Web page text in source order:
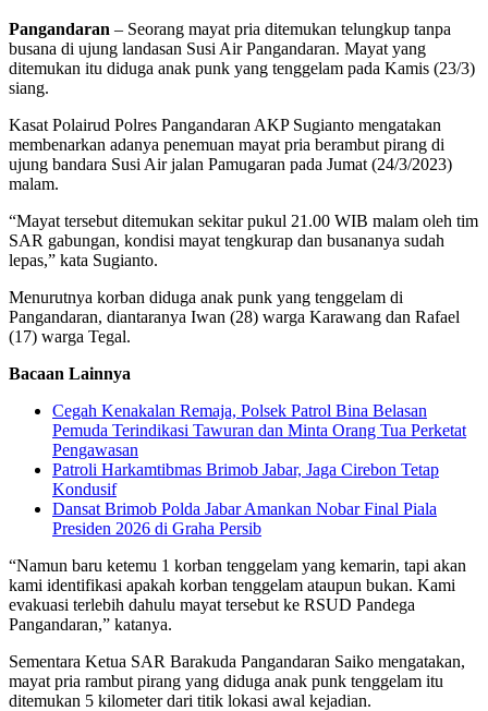
Pangandaran – Seorang mayat pria ditemukan telungkup tanpa
busana di ujung landasan Susi Air Pangandaran. Mayat yang
ditemukan itu diduga anak punk yang tenggelam pada Kamis (23/3)
siang.
Kasat Polairud Polres Pangandaran AKP Sugianto mengatakan
membenarkan adanya penemuan mayat pria berambut pirang di
ujung bandara Susi Air jalan Pamugaran pada Jumat (24/3/2023)
malam.
“Mayat tersebut ditemukan sekitar pukul 21.00 WIB malam oleh tim
SAR gabungan, kondisi mayat tengkurap dan busananya sudah
lepas,” kata Sugianto.
Menurutnya korban diduga anak punk yang tenggelam di
Pangandaran, diantaranya Iwan (28) warga Karawang dan Rafael
(17) warga Tegal.
Bacaan Lainnya
Cegah Kenakalan Remaja, Polsek Patrol Bina Belasan
Pemuda Terindikasi Tawuran dan Minta Orang Tua Perketat
Pengawasan
Patroli Harkamtibmas Brimob Jabar, Jaga Cirebon Tetap
Kondusif
Dansat Brimob Polda Jabar Amankan Nobar Final Piala
Presiden 2026 di Graha Persib
“Namun baru ketemu 1 korban tenggelam yang kemarin, tapi akan
kami identifikasi apakah korban tenggelam ataupun bukan. Kami
evakuasi terlebih dahulu mayat tersebut ke RSUD Pandega
Pangandaran,” katanya.
Sementara Ketua SAR Barakuda Pangandaran Saiko mengatakan,
mayat pria rambut pirang yang diduga anak punk tenggelam itu
ditemukan 5 kilometer dari titik lokasi awal kejadian.